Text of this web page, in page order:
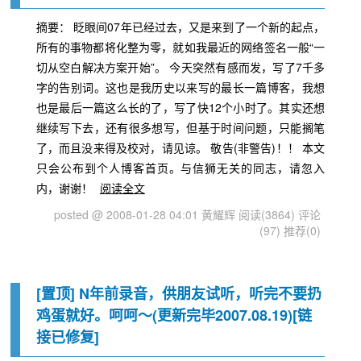
摘要： 眨眼间07年已经过去，又是来到了一个新的起点，
所有的事物都将化整为零，就如我最近的网络签名一般“一
切从空白解决方案开始”。 今天突然有感而发，写了7千多
字的告别词。这也是我历史以来写的最长一篇博客，我想
也是最后一篇这么长的了，写了快12个小时了。其实还想
继续写下去，还有很多想写，但基于时间问题，只能搁笔
了，而且没来得及校对，请见谅。 敬告(非警告)！！ 本文
只会公布到个人博客首页。与信狮无关的同志，请忽入
内，谢谢！
阅读全文
posted @ 2008-01-28 04:01 黄耀辉 阅读(3864) 评论
(97) 推荐(0)
[置顶] N年前录音，供朋友试听，听完不要扔
鸡蛋就好。呵呵～(更新完毕2007.08.19)[链
接已修复]